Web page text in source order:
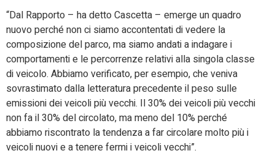
“Dal Rapporto – ha detto Cascetta – emerge un quadro
nuovo perché non ci siamo accontentati di vedere la
composizione del parco, ma siamo andati a indagare i
comportamenti e le percorrenze relativi alla singola classe
di veicolo. Abbiamo verificato, per esempio, che veniva
sovrastimato dalla letteratura precedente il peso sulle
emissioni dei veicoli più vecchi. Il 30% dei veicoli più vecchi
non fa il 30% del circolato, ma meno del 10% perché
abbiamo riscontrato la tendenza a far circolare molto più i
veicoli nuovi e a tenere fermi i veicoli vecchi”.